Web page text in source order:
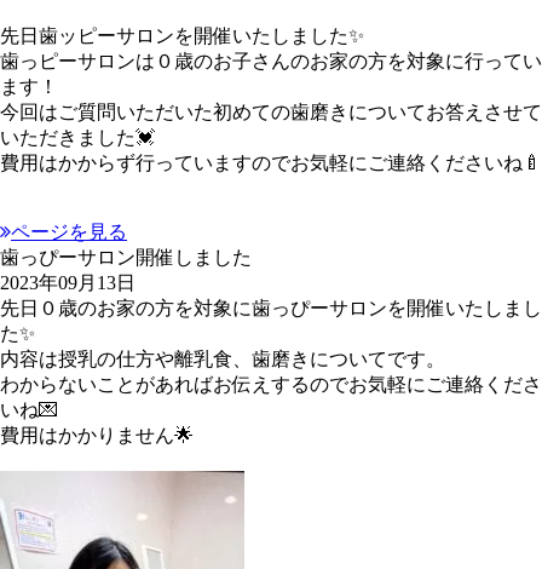
先日歯ッピーサロンを開催いたしました✨
歯っピーサロンは０歳のお子さんのお家の方を対象に行ってい
ます！
今回はご質問いただいた初めての歯磨きについてお答えさせて
いただきました💓
費用はかからず行っていますのでお気軽にご連絡くださいね🍼
ページを見る
歯っぴーサロン開催しました
2023年09月13日
先日０歳のお家の方を対象に歯っぴーサロンを開催いたしまし
た✨
内容は授乳の仕方や離乳食、歯磨きについてです。
わからないことがあればお伝えするのでお気軽にご連絡くださ
いね💌
費用はかかりません🌟